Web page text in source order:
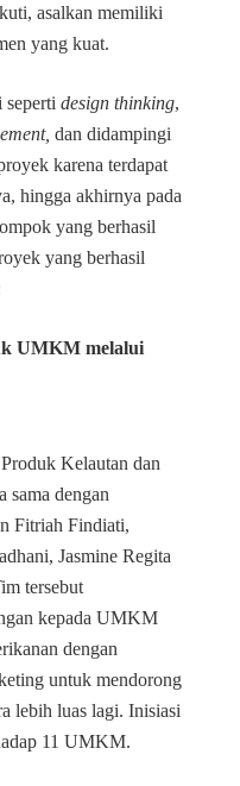
asalkan memiliki
yang kuat.
seperti design thinking,
dan didampingi
karena terdapat
hingga akhirnya pada
yang berhasil
yang berhasil
UMKM melalui
Kelautan dan
sama dengan
Fitriah Findiati,
Jasmine Regita
tersebut
kepada UMKM
dengan
untuk mendorong
lebih luas lagi. Inisiasi
11 UMKM.